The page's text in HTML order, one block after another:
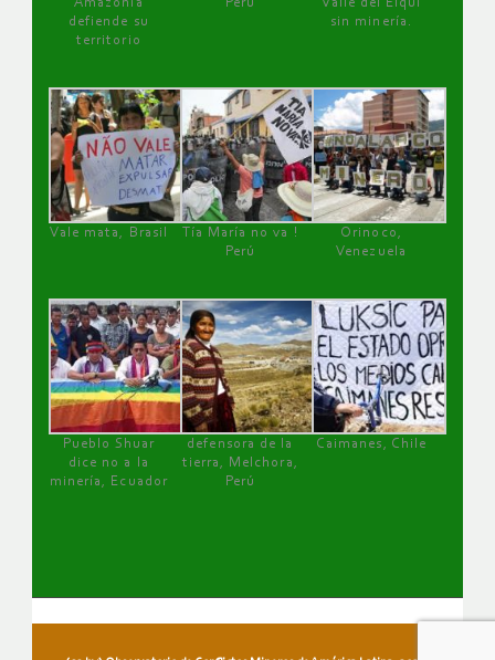
defiende su
territorio
sin minería.
Vale mata, Brasil
Tía María no va !
Perú
Orinoco,
Venezuela
Pueblo Shuar
dice no a la
minería, Ecuador
defensora de la
tierra, Melchora,
Perú
Caimanes, Chile